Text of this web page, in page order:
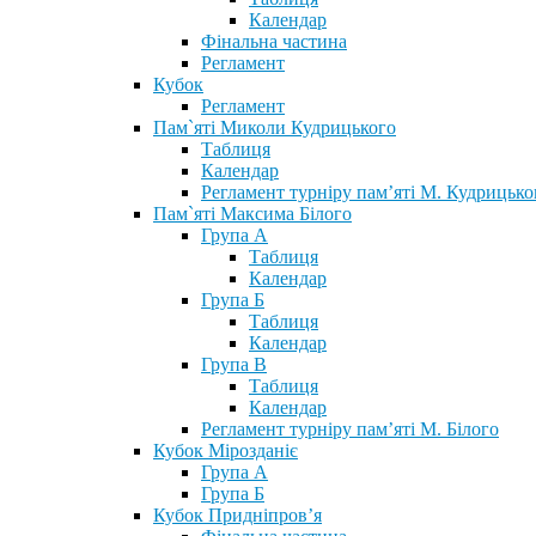
Календар
Фінальна частина
Регламент
Кубок
Регламент
Пам`яті Миколи Кудрицького
Таблиця
Календар
Регламент турніру пам’яті М.
Пам`яті Максима Білого
Група А
Таблиця
Календар
Група Б
Таблиця
Календар
Група В
Таблиця
Календар
Регламент турніру пам’яті М. Білого
Кубок Мірозданіє
Група А
Група Б
Кубок Придніпров’я